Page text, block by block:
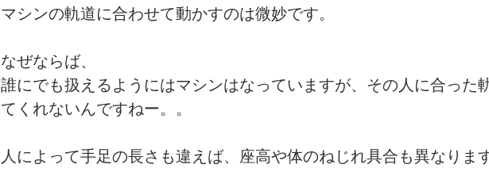
マシンの軌道に合わせて動かすのは微妙です。
なぜならば、
誰にでも扱えるようにはマシンはなっていますが、その人に合った
てくれないんですねー。。
人によって手足の長さも違えば、座高や体のねじれ具合も異なります